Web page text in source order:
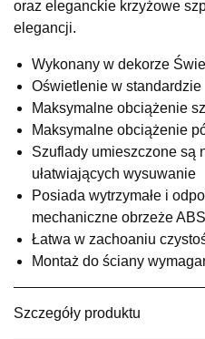
Godziny otwarcia
Pn-Pt: 10:00-18:00, Sb:
SALON MEBLOWY M
Salon meblowy
UL.BASZTOWA 3
76-100 SŁAWNO
Nr tel. 502668736
Adres e-mail:
oraz eleganckie krzyżowe
elegancji.
Wykonany w dekorze
Oświetlenie w standardzie
Maksymalne obciążenie
Maksymalne obciążenie
Szuflady umieszczone są
ułatwiających wysuwanie
Posiada wytrzymałe i
mechaniczne obrzeże ABS
Łatwa w zachoaniu
Montaż do ściany
Szczegóły produktu